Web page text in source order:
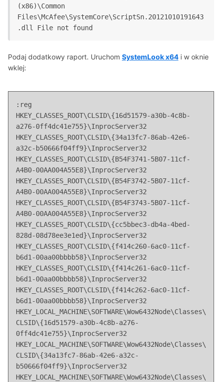
(x86)\Common
Files\McAfee\SystemCore\ScriptSn.20121010191643
Podaj dodatkowy raport. Uruchom SystemLook x64 i w oknie
wklej:
:reg
HKEY_CLASSES_ROOT\CLSID\{16d51579-a30b-4c8b-
a276-0ff4dc41e755}\InprocServer32
HKEY_CLASSES_ROOT\CLSID\{34a13fc7-86ab-42e6-
a32c-b50666f04ff9}\InprocServer32
HKEY_CLASSES_ROOT\CLSID\{B54F3741-5B07-11cf-
A4B0-00AA004A55E8}\InprocServer32
HKEY_CLASSES_ROOT\CLSID\{B54F3742-5B07-11cf-
A4B0-00AA004A55E8}\InprocServer32
HKEY_CLASSES_ROOT\CLSID\{B54F3743-5B07-11cf-
A4B0-00AA004A55E8}\InprocServer32
HKEY_CLASSES_ROOT\CLSID\{cc5bbec3-db4a-4bed-
828d-08d78ee3e1ed}\InprocServer32
HKEY_CLASSES_ROOT\CLSID\{f414c260-6ac0-11cf-
b6d1-00aa00bbbb58}\InprocServer32
HKEY_CLASSES_ROOT\CLSID\{f414c261-6ac0-11cf-
b6d1-00aa00bbbb58}\InprocServer32
HKEY_CLASSES_ROOT\CLSID\{f414c262-6ac0-11cf-
b6d1-00aa00bbbb58}\InprocServer32
HKEY_LOCAL_MACHINE\SOFTWARE\Wow6432Node\Classes\
CLSID\{16d51579-a30b-4c8b-a276-
0ff4dc41e755}\InprocServer32
HKEY_LOCAL_MACHINE\SOFTWARE\Wow6432Node\Classes\
CLSID\{34a13fc7-86ab-42e6-a32c-
b50666f04ff9}\InprocServer32
HKEY_LOCAL_MACHINE\SOFTWARE\Wow6432Node\Classes\